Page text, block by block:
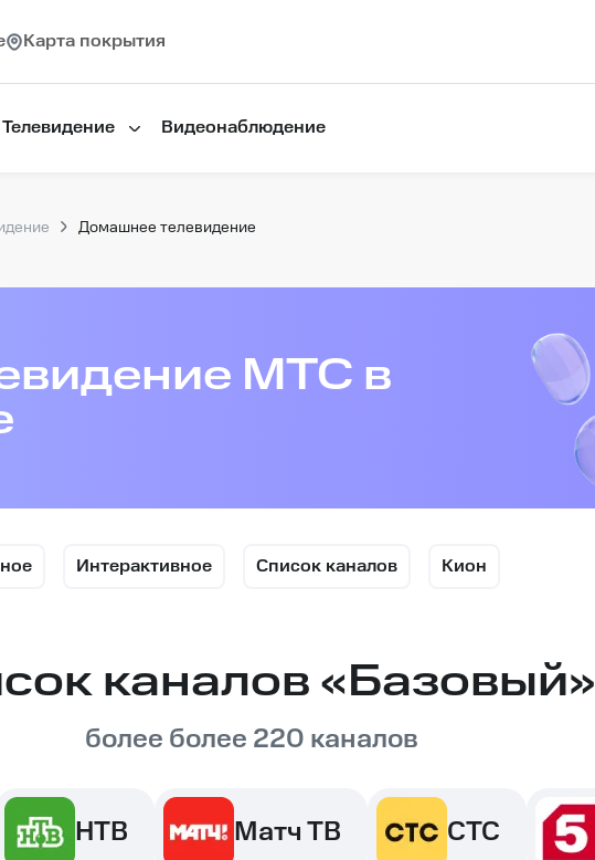
Карта покрытия
Телевидение Видеонаблюдение
Домашнее телевидение
МТС в
Интерактивное Список каналов Кион
каналов «Базовый»
более более 220 каналов
НТВ Матч ТВ СТС